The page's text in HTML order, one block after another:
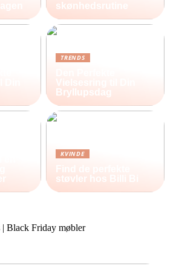
skønhedsrutine
TRENDS
Vielsesring til Din
Bryllupsdag
KVINDE
Find de perfekte
støvler hos Billi Bi
Black Friday møbler